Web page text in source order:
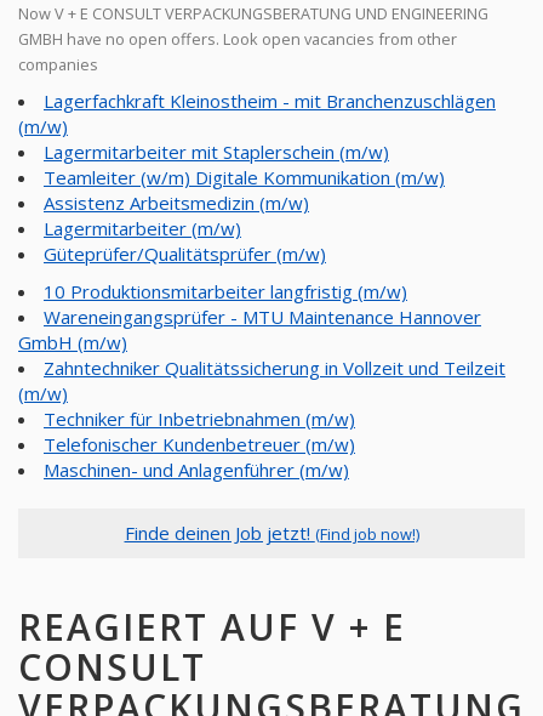
Now V + E CONSULT VERPACKUNGSBERATUNG UND ENGINEERING
GMBH have no open offers. Look open vacancies from other
companies
Lagerfachkraft Kleinostheim - mit Branchenzuschlägen
(m/w)
Lagermitarbeiter mit Staplerschein (m/w)
Teamleiter (w/m) Digitale Kommunikation (m/w)
Assistenz Arbeitsmedizin (m/w)
Lagermitarbeiter (m/w)
Güteprüfer/Qualitätsprüfer (m/w)
10 Produktionsmitarbeiter langfristig (m/w)
Wareneingangsprüfer - MTU Maintenance Hannover
GmbH (m/w)
Zahntechniker Qualitätssicherung in Vollzeit und Teilzeit
(m/w)
Techniker für Inbetriebnahmen (m/w)
Telefonischer Kundenbetreuer (m/w)
Maschinen- und Anlagenführer (m/w)
Finde deinen Job jetzt! (Find job now!)
REAGIERT AUF V + E
CONSULT